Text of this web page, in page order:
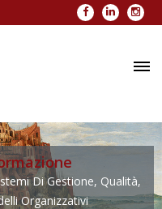
Facebook
LinkedIn
Di Gestione, Qualità,
Organizzativi